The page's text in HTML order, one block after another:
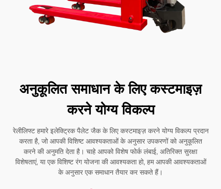
अनुकूलित समाधान के लिए कस्टमाइज़
करने योग्य विकल्प
रेलीलिफ्ट हमारे इलेक्ट्रिक पैलेट जैक के लिए कस्टमाइज़ करने योग्य विकल्प प्रदान
करता है, जो आपकी विशिष्ट आवश्यकताओं के अनुसार उपकरणों को अनुकूलित
करने की अनुमति देता है। चाहे आपको विशेष फोर्क लंबाई, अतिरिक्त सुरक्षा
विशेषताएं, या एक विशिष्ट रंग योजना की आवश्यकता हो, हम आपकी आवश्यकताओं
के अनुसार एक समाधान तैयार कर सकते हैं।